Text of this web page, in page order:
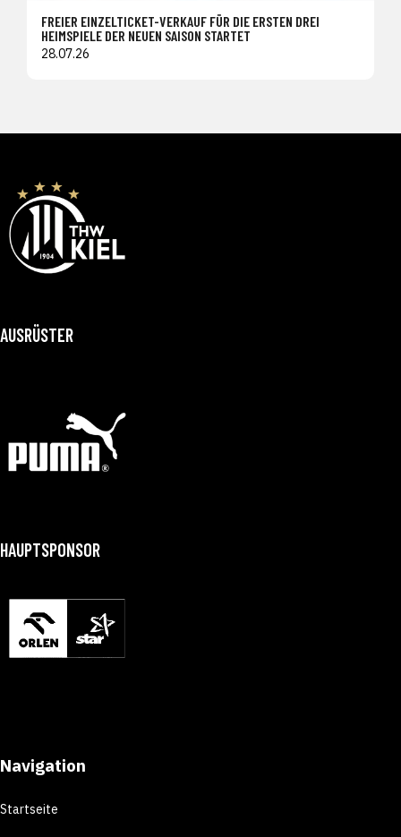
FREIER EINZELTICKET-VERKAUF FÜR DIE ERSTEN DREI
HEIMSPIELE DER NEUEN SAISON STARTET
28.07.26
AUSRÜSTER
HAUPTSPONSOR
Navigation
Startseite